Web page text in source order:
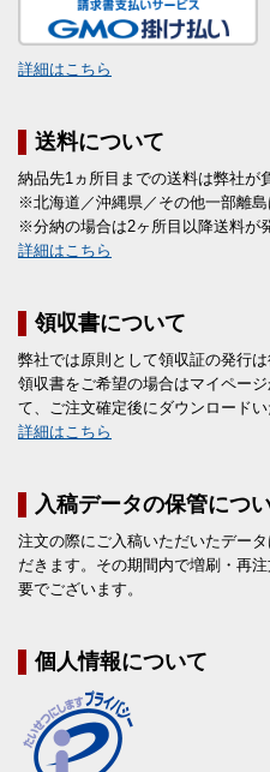
詳細はこちら
送料について
納品先1ヵ所目までの送料は弊社
※北海道／沖縄県／その他一部離島
※分納の場合は2ヶ所目以降送料が
詳細はこちら
領収書について
弊社では原則として領収証の発行は
領収書をご希望の場合はマイペー
て、ご注文確定後にダウンロードい
詳細はこちら
入稿データの保管につ
注文の際にご入稿いただいたデー
だきます。その期間内で増刷・再
要でございます。
個人情報について